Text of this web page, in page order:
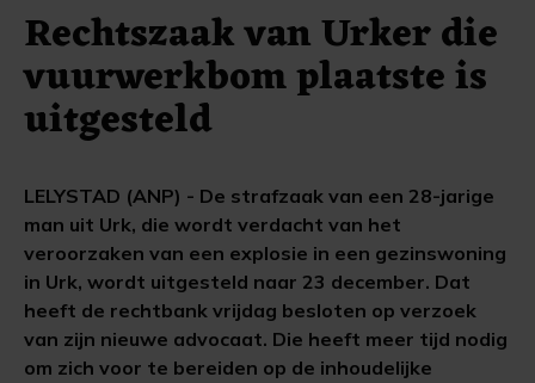
Rechtszaak van Urker die
vuurwerkbom plaatste is
uitgesteld
LELYSTAD (ANP) - De strafzaak van een 28-jarige
man uit Urk, die wordt verdacht van het
veroorzaken van een explosie in een gezinswoning
in Urk, wordt uitgesteld naar 23 december. Dat
heeft de rechtbank vrijdag besloten op verzoek
van zijn nieuwe advocaat. Die heeft meer tijd nodig
om zich voor te bereiden op de inhoudelijke